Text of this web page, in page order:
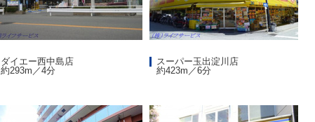
ダイエー西中島店
約293m／4分
スーパー玉出淀川店
約423m／6分